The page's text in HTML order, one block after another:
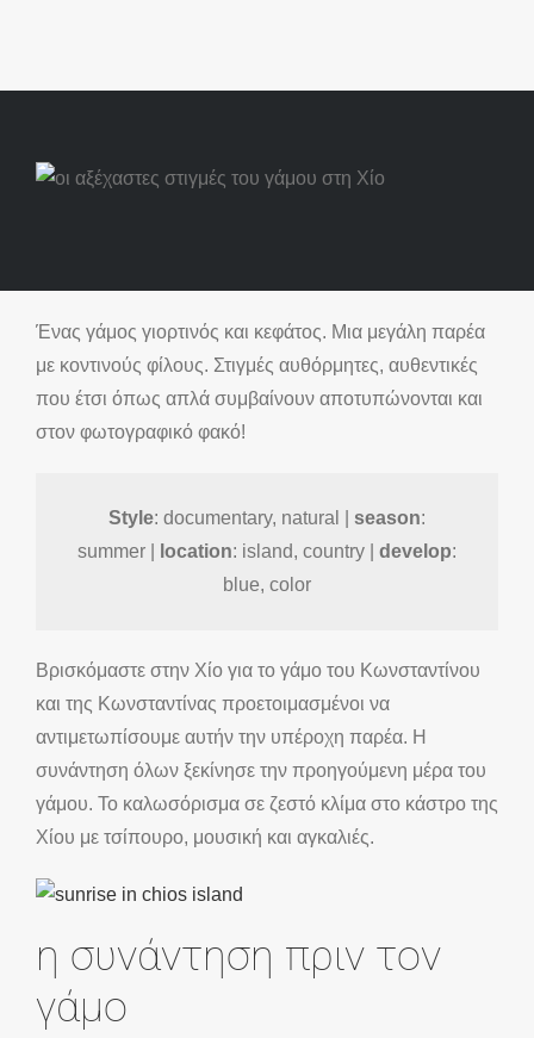
Ένας γάμος γιορτινός και κεφάτος. Μια μεγάλη παρέα
με κοντινούς φίλους. Στιγμές αυθόρμητες, αυθεντικές
που έτσι όπως απλά συμβαίνουν αποτυπώνονται και
στον φωτογραφικό φακό!
Style: documentary, natural | season:
summer |
location: island, country | develop:
blue, color
Βρισκόμαστε στην Χίο για το γάμο του Κωνσταντίνου
και της Κωνσταντίνας προετοιμασμένοι να
αντιμετωπίσουμε αυτήν την υπέροχη παρέα. Η
συνάντηση όλων ξεκίνησε την προηγούμενη μέρα του
γάμου. Το καλωσόρισμα σε ζεστό κλίμα στο κάστρο της
Χίου με τσίπουρο, μουσική και αγκαλιές.
η συνάντηση πριν τον
γάμο